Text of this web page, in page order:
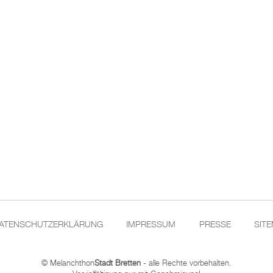
IMPRESSUM PRESSE
© MelanchthonStadt Bretten - alle Rechte vorbehalten.